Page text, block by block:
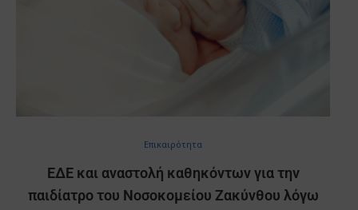
Επικαιρότητα
ΕΔΕ και αναστολή καθηκόντων για την
παιδίατρο του Νοσοκομείου Ζακύνθου λόγω